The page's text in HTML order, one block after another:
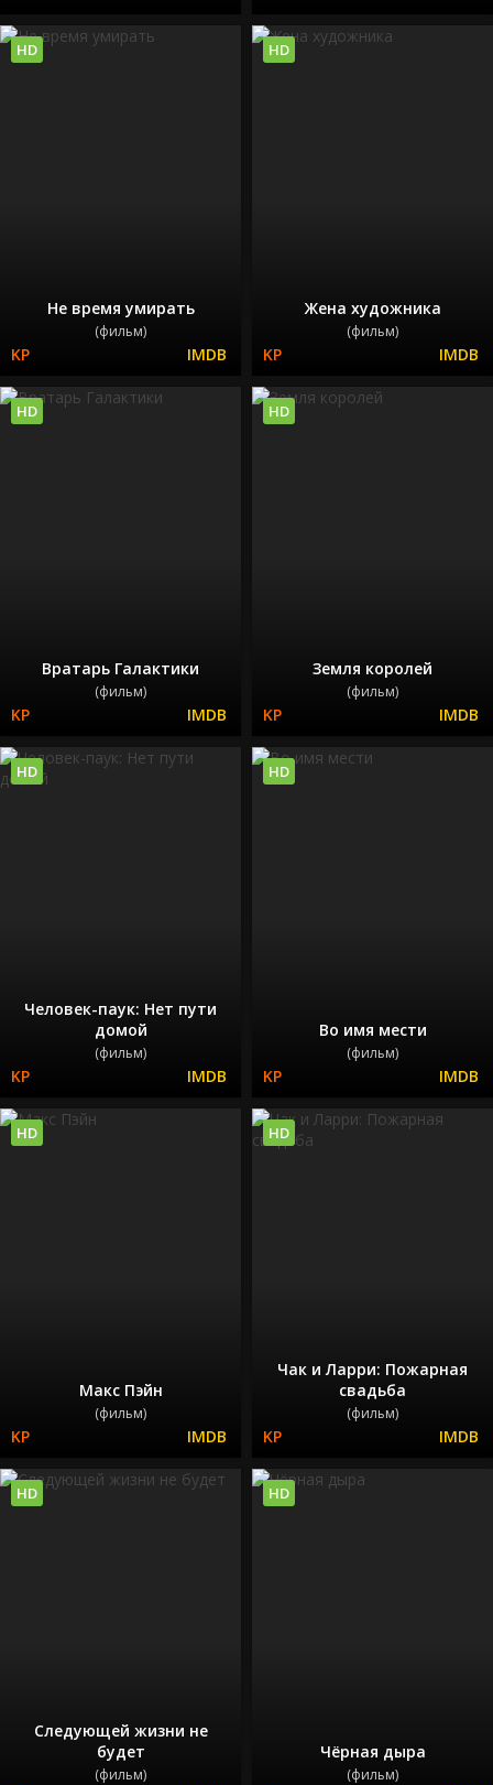
Не время умирать
(фильм)
HD
Жена художника
(фильм)
HD
Вратарь Галактики
(фильм)
HD
Земля королей
(фильм)
HD
Человек-паук: Нет пути
домой
(фильм)
HD
Во имя мести
(фильм)
HD
Макс Пэйн
(фильм)
HD
Чак и Ларри: Пожарная
свадьба
(фильм)
HD
Следующей жизни не
будет
(фильм)
HD
Чёрная дыра
(фильм)
HD